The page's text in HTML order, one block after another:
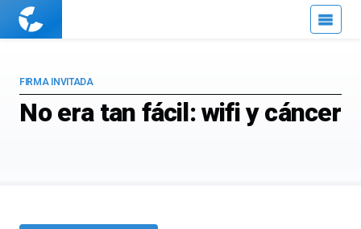
Cuaderno
No era tan fácil: wifi y cáncer
FIRMA INVITADA